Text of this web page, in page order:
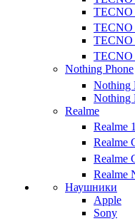
TECNO
TECNO
TECNO
TECNO
Nothing Phone
Nothing
Nothing
Realme
Realme
Realme
Realme
Realme
Наушники
Apple
Sony